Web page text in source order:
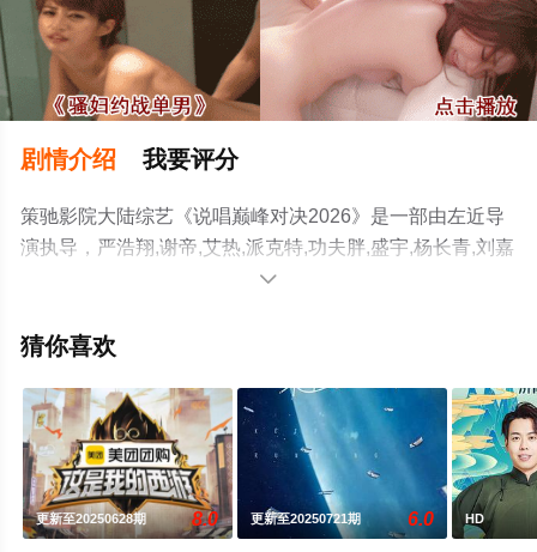
剧情介绍 我要评分
策驰影院大陆综艺《说唱巅峰对决2026》是一部由左近导
演执导，严浩翔,谢帝,艾热,派克特,功夫胖,盛宇,杨长青,刘嘉
裕,米尔艾力,李斯丹妮,布瑞吉,翁杰,黄旭,杨博睿,吴嘉轩,白
陆综艺，手机免费观看高清未删减完整版综艺节目就上策
情网等平台了解。

猜你喜欢
更新至20250628期 8.0 更新至20250721期 6.0 HD